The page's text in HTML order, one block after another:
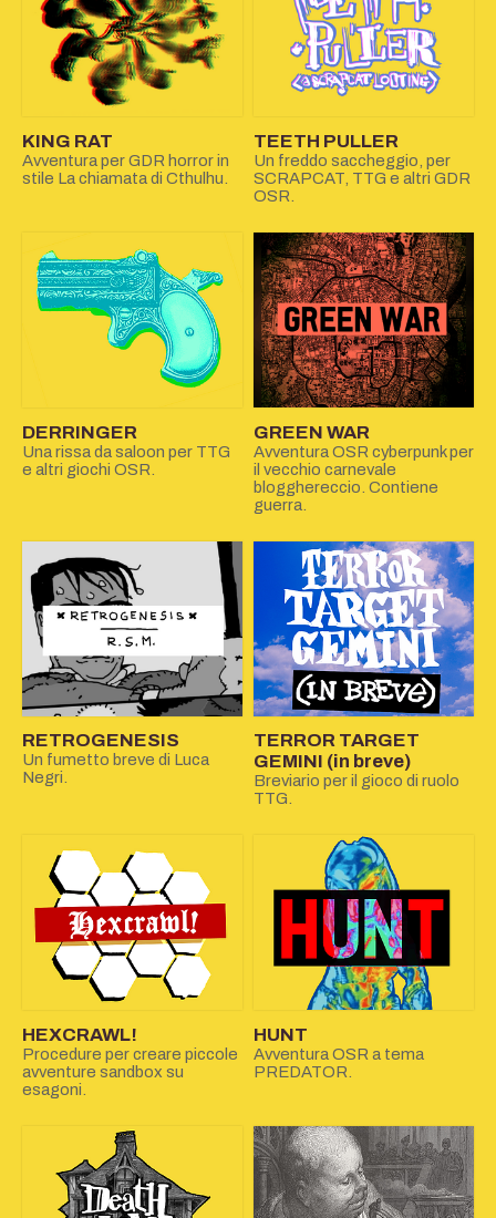
KING RAT
Avventura per GDR horror in
stile La chiamata di Cthulhu.
TEETH PULLER
Un freddo saccheggio, per
SCRAPCAT, TTG e altri GDR
OSR.
DERRINGER
Una rissa da saloon per TTG
e altri giochi OSR.
GREEN WAR
Avventura OSR cyberpunk per
il vecchio carnevale
blogghereccio. Contiene
guerra.
RETROGENESIS
Un fumetto breve di Luca
Negri.
TERROR TARGET
GEMINI (in breve)
Breviario per il gioco di ruolo
TTG.
HEXCRAWL!
Procedure per creare piccole
avventure sandbox su
esagoni.
HUNT
Avventura OSR a tema
PREDATOR.